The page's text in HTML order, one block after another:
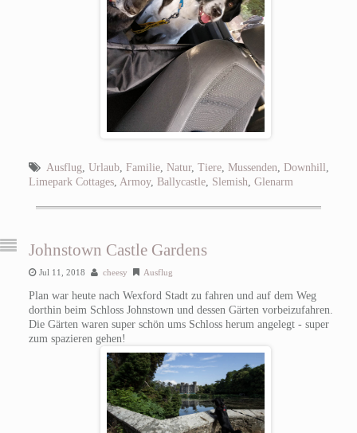
Ausflug Urlaub, Familie, Natur, Tiere, Mussenden Downhill
Limepark Cottages, Armoy, Ballycastle, Slemish Glenarm
Johnstown Castle Gardens
Jul 11, 2018 cheesy Ausflug
Plan war heute nach Wexford Stadt zu fahren und auf dem Weg
dorthin beim Schloss Johnstown und dessen Gärten vorbeizufahren.
Die Gärten waren super schön ums Schloss herum angelegt - super
zum spazieren gehen!